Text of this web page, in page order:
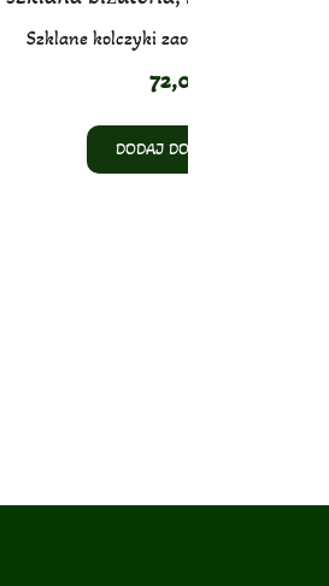
Szklane kolczyki zaostrzone elipsy
72,00
DODAJ DO KOSZYKA